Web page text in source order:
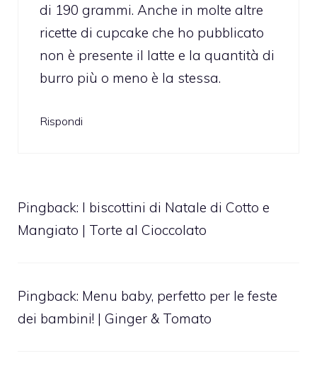
di 190 grammi. Anche in molte altre
ricette di cupcake che ho pubblicato
non è presente il latte e la quantità di
burro più o meno è la stessa.
Rispondi
Pingback: I biscottini di Natale di Cotto e
Mangiato | Torte al Cioccolato
Pingback: Menu baby, perfetto per le feste
dei bambini! | Ginger & Tomato